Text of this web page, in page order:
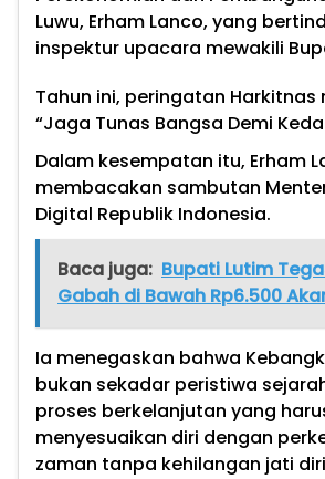
Luwu, Erham Lanco, yang
inspektur upacara mewakili
Tahun ini, peringatan
“Jaga Tunas Bangsa Demi
Dalam kesempatan itu, Erham
membacakan sambutan
Digital Republik Indonesia.
Baca juga: Bupati Lutim
Gabah di Bawah Rp6.500
Ia menegaskan bahwa
bukan sekadar peristiwa
proses berkelanjutan yang
menyesuaikan diri dengan
zaman tanpa kehilangan jati